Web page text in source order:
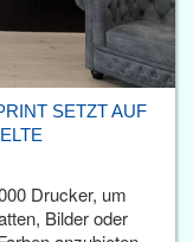
SETZT AUF
Drucker, um
Bilder oder